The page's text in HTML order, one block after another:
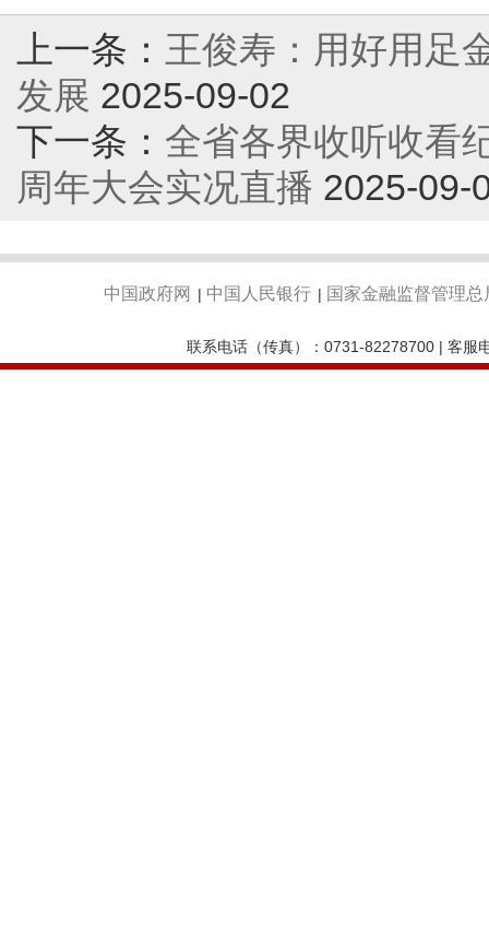
上一条： 王俊寿：用好用足
发展 2025-09-02
下一条： 全省各界收听收看
周年大会实况直播 2025-09-
中国政府网 | 中国人民银行 | 国家金融监督管理总
联系电话（传真）：0731-82278700 | 客服